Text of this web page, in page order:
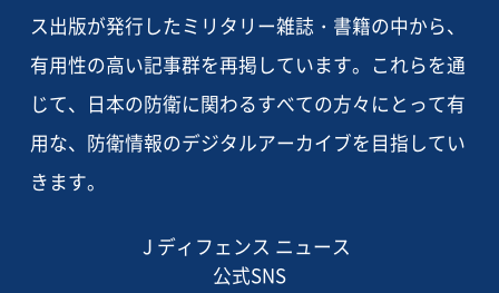
ス出版が発行したミリタリー雑誌・書籍の中から、
有用性の高い記事群を再掲しています。これらを通
じて、日本の防衛に関わるすべての方々にとって有
用な、防衛情報のデジタルアーカイブを目指してい
きます。
J ディフェンス ニュース
公式SNS